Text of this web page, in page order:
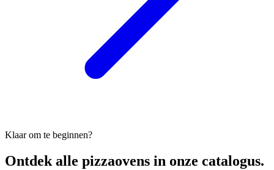
Klaar om te beginnen?
Ontdek alle pizzaovens in onze catalogus.